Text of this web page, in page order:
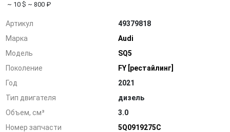
~ 10 $ ~ 800 ₽
Артикул
49379818
Марка
Audi
Модель
SQ5
Поколение
FY [рестайлинг]
Год
2021
Тип двигателя
дизель
Объем, см³
3.0
Номер запчасти
5Q0919275C